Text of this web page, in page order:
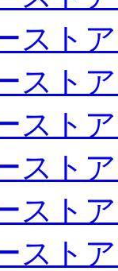
スト
スト
スト
スト
スト
スト